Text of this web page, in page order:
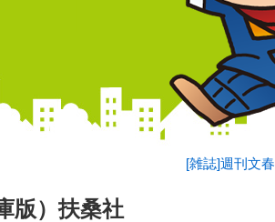
[雑誌]週刊文春
版）扶桑社